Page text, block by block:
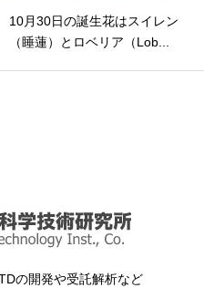
10月30日の誕生花はスイレン
（睡蓮）とロベリア（Lob...
の開発や受託解析など